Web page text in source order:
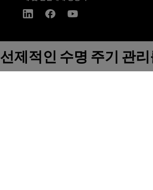
선제적인 수명 주기 관